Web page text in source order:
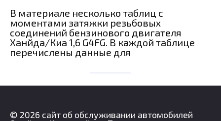
В материале несколько таблиц с
моментами затяжки резьбовых
соединений бензинового двигателя
Ханйда/Киа 1,6 G4FG. В каждой таблице
перечислены данные для
© 2026 сайт об обслуживании автомобилей